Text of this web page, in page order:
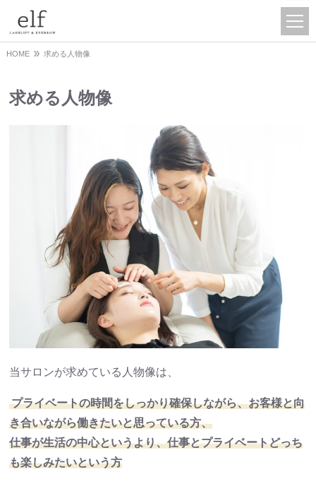
HOME 求める人物像
求める人物像
当サロンが求めている人物像は、
プライベートの時間をしっかり確保しながら、お客様と向
き合いながら働きたいと思っている方、
仕事が生活の中心というより、仕事とプライベートどっち
も楽しみたいという方